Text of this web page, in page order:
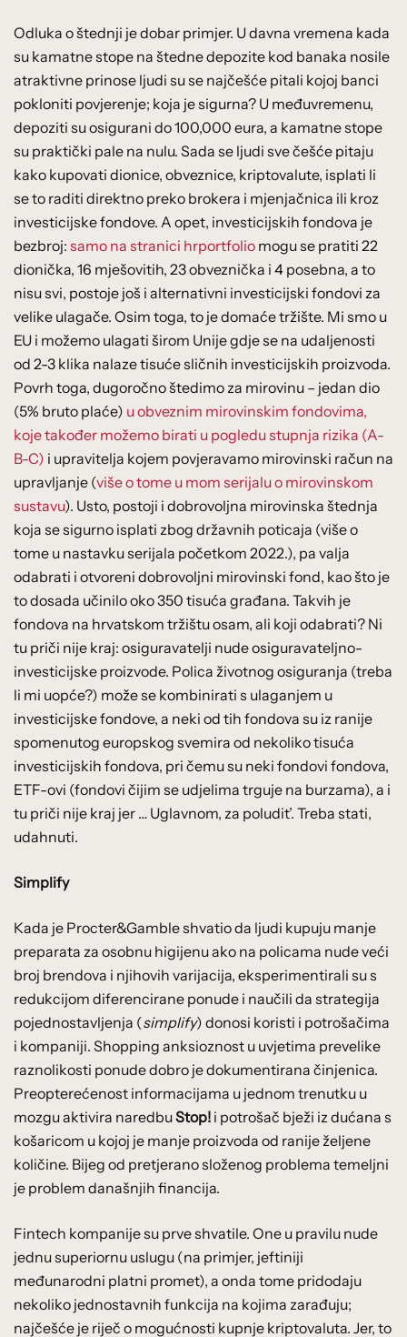
Odluka o štednji je dobar primjer. U davna vremena kada
su kamatne stope na štedne depozite kod banaka nosile
atraktivne prinose ljudi su se najčešće pitali kojoj banci
pokloniti povjerenje; koja je sigurna? U međuvremenu,
depoziti su osigurani do 100,000 eura, a kamatne stope
su praktički pale na nulu. Sada se ljudi sve češće pitaju
kako kupovati dionice, obveznice, kriptovalute, isplati li
se to raditi direktno preko brokera i mjenjačnica ili kroz
investicijske fondove. A opet, investicijskih fondova je
bezbroj: samo na stranici hrportfolio mogu se pratiti 22
dionička, 16 mješovitih, 23 obveznička i 4 posebna, a to
nisu svi, postoje još i alternativni investicijski fondovi za
velike ulagače. Osim toga, to je domaće tržište. Mi smo u
EU i možemo ulagati širom Unije gdje se na udaljenosti
od 2-3 klika nalaze tisuće sličnih investicijskih proizvoda.
Povrh toga, dugoročno štedimo za mirovinu – jedan dio
(5% bruto plaće) u obveznim mirovinskim fondovima,
koje također možemo birati u pogledu stupnja rizika (A-
B-C) i upravitelja kojem povjeravamo mirovinski račun na
upravljanje (više o tome u mom serijalu o mirovinskom
sustavu). Usto, postoji i dobrovoljna mirovinska štednja
koja se sigurno isplati zbog državnih poticaja (više o
tome u nastavku serijala početkom 2022.), pa valja
odabrati i otvoreni dobrovoljni mirovinski fond, kao što je
to dosada učinilo oko 350 tisuća građana. Takvih je
fondova na hrvatskom tržištu osam, ali koji odabrati? Ni
tu priči nije kraj: osiguravatelji nude osiguravateljno-
investicijske proizvode. Polica životnog osiguranja (treba
li mi uopće?) može se kombinirati s ulaganjem u
investicijske fondove, a neki od tih fondova su iz ranije
spomenutog europskog svemira od nekoliko tisuća
investicijskih fondova, pri čemu su neki fondovi fondova,
ETF-ovi (fondovi čijim se udjelima trguje na burzama), a i
tu priči nije kraj jer … Uglavnom, za poludit’. Treba stati,
udahnuti.
Simplify
Kada je Procter&Gamble shvatio da ljudi kupuju manje
preparata za osobnu higijenu ako na policama nude veći
broj brendova i njihovih varijacija, eksperimentirali su s
redukcijom diferencirane ponude i naučili da strategija
pojednostavljenja (simplify) donosi koristi i potrošačima
i kompaniji. Shopping anksioznost u uvjetima prevelike
raznolikosti ponude dobro je dokumentirana činjenica.
Preopterećenost informacijama u jednom trenutku u
mozgu aktivira naredbuStop! i potrošač bježi iz dućana s
košaricom u kojoj je manje proizvoda od ranije željene
količine. Bijeg od pretjerano složenog problema temeljni
je problem današnjih financija.
Fintech kompanije su prve shvatile. One u pravilu nude
jednu superiornu uslugu (na primjer, jeftiniji
međunarodni platni promet), a onda tome pridodaju
nekoliko jednostavnih funkcija na kojima zarađuju;
najčešće je riječ o mogućnosti kupnje kriptovaluta. Jer, to